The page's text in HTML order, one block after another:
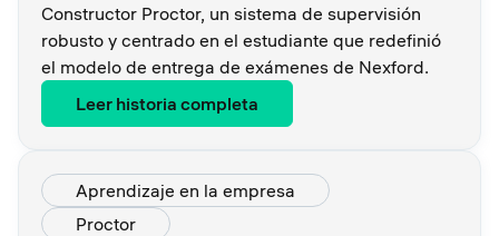
Constructor Proctor, un sistema de supervisión
robusto y centrado en el estudiante que redefinió
el modelo de entrega de exámenes de Nexford.
Leer historia completa
Aprendizaje en la empresa
Proctor